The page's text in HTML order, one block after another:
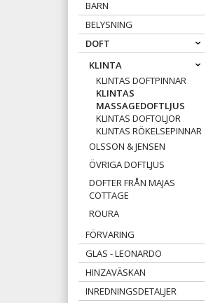
BARN
BELYSNING
DOFT
KLINTA
KLINTAS DOFTPINNAR
KLINTAS
MASSAGEDOFTLJUS
KLINTAS DOFTOLJOR
KLINTAS RÖKELSEPINNAR
OLSSON & JENSEN
ÖVRIGA DOFTLJUS
DOFTER FRÅN MAJAS
COTTAGE
ROURA
FÖRVARING
GLAS - LEONARDO
HINZAVÄSKAN
INREDNINGSDETALJER